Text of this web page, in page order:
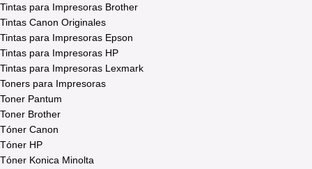
Tintas para Impresoras Brother
Tintas Canon Originales
Tintas para Impresoras Epson
Tintas para Impresoras HP
Tintas para Impresoras Lexmark
Toners para Impresoras
Toner Pantum
Toner Brother
Tóner Canon
Tóner HP
Tóner Konica Minolta